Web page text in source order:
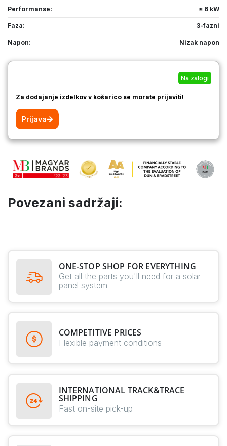
Performanse: ≤ 6 kW
Faza: 3-fazni
Napon: Nizak napon
Na zalogi
Za dodajanje izdelkov v košarico se morate prijaviti!
Prijava
Povezani sadržaji:
ONE-STOP SHOP FOR EVERYTHING
Get all the parts you'll need for a solar
panel system
COMPETITIVE PRICES
Flexible payment conditions
INTERNATIONAL TRACK&TRACE
SHIPPING
Fast on-site pick-up